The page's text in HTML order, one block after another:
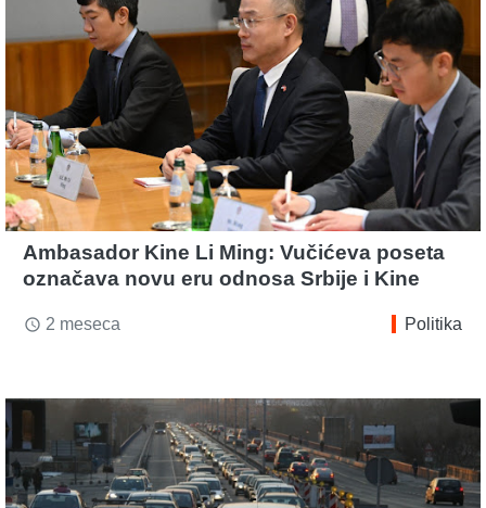
Ambasador Kine Li Ming: Vučićeva poseta
označava novu eru odnosa Srbije i Kine
access_time 2 meseca Politika